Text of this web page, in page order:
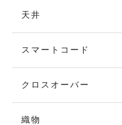
天井
スマートコード
クロスオーバー
織物